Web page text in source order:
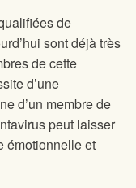
de
sont déjà très
de cette
d’une
d’un membre de
peut laisser
émotionnelle et